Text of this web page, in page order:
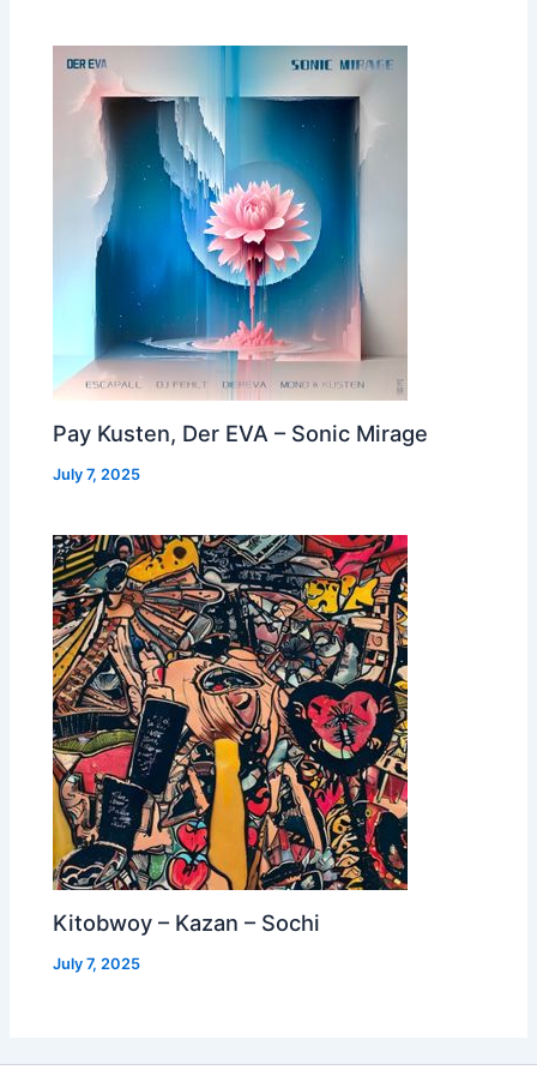
Pay Kusten, Der EVA – Sonic Mirage
July 7, 2025
Kitobwoy – Kazan – Sochi
July 7, 2025